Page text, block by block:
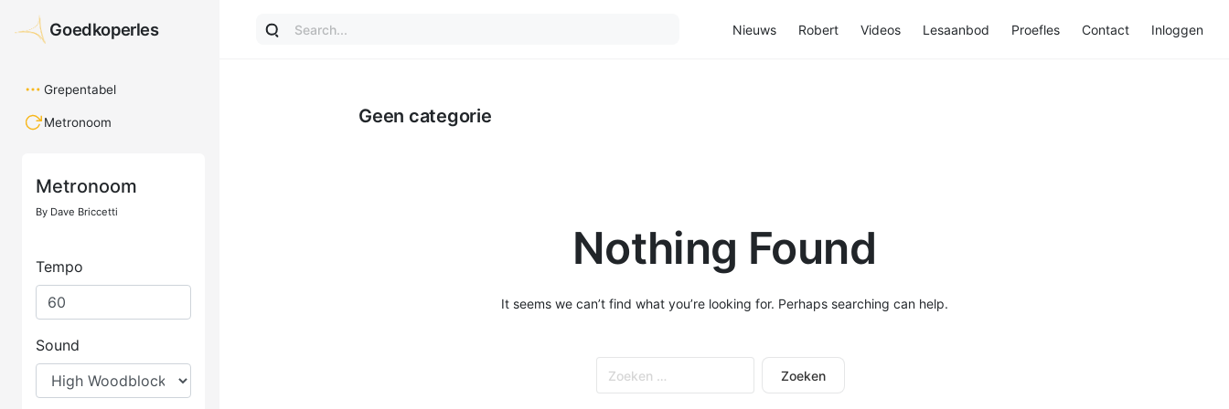
Goedkoperles Nieuws Robert Videos Lesaanbod Proefles Contact Inloggen
Goedkoperles
Grepentabel
Metronoom Geen categorie
Nothing Found
It seems we can’t find what you’re looking for. Perhaps searching can help.
naar: